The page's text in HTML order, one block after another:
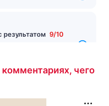
результатом 9/10
чего